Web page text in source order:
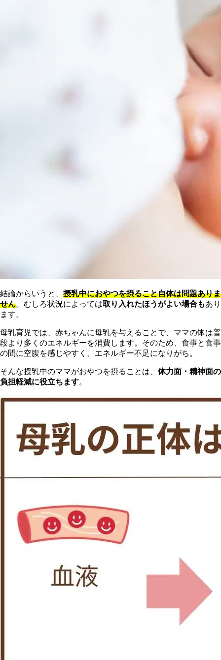
結論からいうと、 授乳中におやつを摂ること自体は問題ありま
せん。むしろ状況によっては取り入れたほうがよい場合もあり
ます。
母乳育児では、赤ちゃんに母乳を与えることで、ママの体は普
段より多くのエネルギーを消費します。そのため、食事と食事
の間に空腹を感じやすく、エネルギー不足になりがち。
そんな授乳中のママがおやつを摂ることは、 体力面・精神面の
負担軽減に役立ちます。